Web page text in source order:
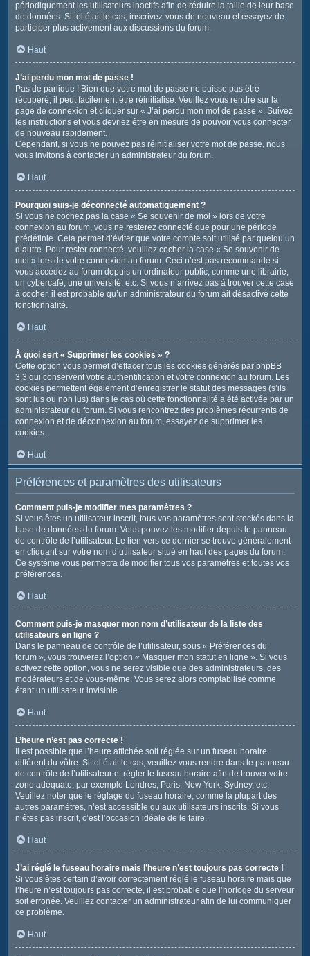
périodiquement les utilisateurs inactifs afin de réduire la taille de leur base
de données. Si tel était le cas, inscrivez-vous de nouveau et essayez de
participer plus activement aux discussions du forum.
Haut
J’ai perdu mon mot de passe !
Pas de panique ! Bien que votre mot de passe ne puisse pas être
récupéré, il peut facilement être réinitialisé. Veuillez vous rendre sur la
page de connexion et cliquer sur « J’ai perdu mon mot de passe ». Suivez
les instructions et vous devriez être en mesure de pouvoir vous connecter
de nouveau rapidement.
Cependant, si vous ne pouvez pas réinitialiser votre mot de passe, nous
vous invitons à contacter un administrateur du forum.
Haut
Pourquoi suis-je déconnecté automatiquement ?
Si vous ne cochez pas la case « Se souvenir de moi » lors de votre
connexion au forum, vous ne resterez connecté que pour une période
prédéfinie. Cela permet d’éviter que votre compte soit utilisé par quelqu’un
d’autre. Pour rester connecté, veuillez cocher la case « Se souvenir de
moi » lors de votre connexion au forum. Ceci n’est pas recommandé si
vous accédez au forum depuis un ordinateur public, comme une librairie,
un cybercafé, une université, etc. Si vous n’arrivez pas à trouver cette case
à cocher, il est probable qu’un administrateur du forum ait désactivé cette
fonctionnalité.
Haut
À quoi sert « Supprimer les cookies » ?
Cette option vous permet d’effacer tous les cookies générés par phpBB
3.3 qui conservent votre authentification et votre connexion au forum. Les
cookies permettent également d’enregistrer le statut des messages (s’ils
sont lus ou non lus) dans le cas où cette fonctionnalité a été activée par un
administrateur du forum. Si vous rencontrez des problèmes récurrents de
connexion et de déconnexion au forum, essayez de supprimer les
cookies.
Haut
Préférences et paramètres des utilisateurs
Comment puis-je modifier mes paramètres ?
Si vous êtes un utilisateur inscrit, tous vos paramètres sont stockés dans la
base de données du forum. Vous pouvez les modifier depuis le panneau
de contrôle de l’utilisateur. Le lien vers ce dernier se trouve généralement
en cliquant sur votre nom d’utilisateur situé en haut des pages du forum.
Ce système vous permettra de modifier tous vos paramètres et toutes vos
préférences.
Haut
Comment puis-je masquer mon nom d’utilisateur de la liste des
utilisateurs en ligne ?
Dans le panneau de contrôle de l’utilisateur, sous « Préférences du
forum », vous trouverez l’option « Masquer mon statut en ligne ». Si vous
activez cette option, vous ne serez visible que des administrateurs, des
modérateurs et de vous-même. Vous serez alors comptabilisé comme
étant un utilisateur invisible.
Haut
L’heure n’est pas correcte !
Il est possible que l’heure affichée soit réglée sur un fuseau horaire
différent du vôtre. Si tel était le cas, veuillez vous rendre dans le panneau
de contrôle de l’utilisateur et régler le fuseau horaire afin de trouver votre
zone adéquate, par exemple Londres, Paris, New York, Sydney, etc.
Veuillez noter que le réglage du fuseau horaire, comme la plupart des
autres paramètres, n’est accessible qu’aux utilisateurs inscrits. Si vous
n’êtes pas inscrit, c’est l’occasion idéale de le faire.
Haut
J’ai réglé le fuseau horaire mais l’heure n’est toujours pas correcte !
Si vous êtes certain d’avoir correctement réglé le fuseau horaire mais que
l’heure n’est toujours pas correcte, il est probable que l’horloge du serveur
soit erronée. Veuillez contacter un administrateur afin de lui communiquer
ce problème.
Haut